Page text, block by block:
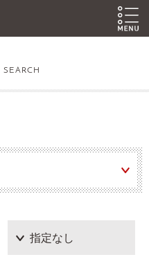
SEARCH